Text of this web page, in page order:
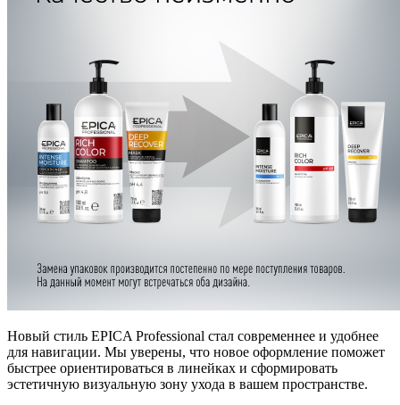
Новый стиль EPICA Professional стал современнее и удобнее
для навигации. Мы уверены, что новое оформление поможет
быстрее ориентироваться в линейках и сформировать
эстетичную визуальную зону ухода в вашем пространстве.